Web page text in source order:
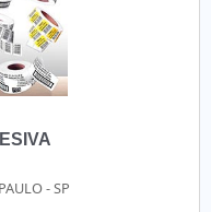
- SP